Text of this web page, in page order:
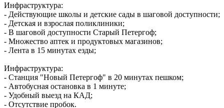
Инфраструктура:
- Действующие школы и детские сады в шаговой доступности;
- Детская и взрослая поликлиники;
- В шаговой доступности Старый Петергоф;
- Множество аптек и продуктовых магазинов;
- Лента в 15 минутах езды;
Инфраструктура:
- Станция "Новый Петергоф" в 20 минутах пешком;
- Автобусная остановка в 1 минуте;
- Удобный выезд на КАД;
- Отсутствие пробок.